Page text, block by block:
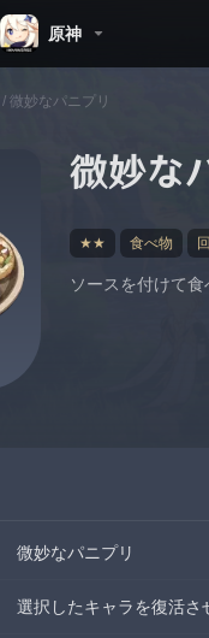
原神
/ 微妙なパニプリ
微妙な
★★ 食べ物
ソースを付けて
微妙なパニプリ
選択したキャラを復活さ